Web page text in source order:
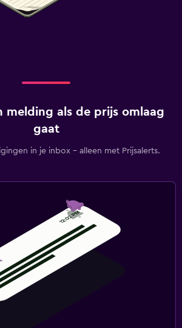
melding als de prijs omlaag
gaat
in je inbox - alleen met Prijsalerts.